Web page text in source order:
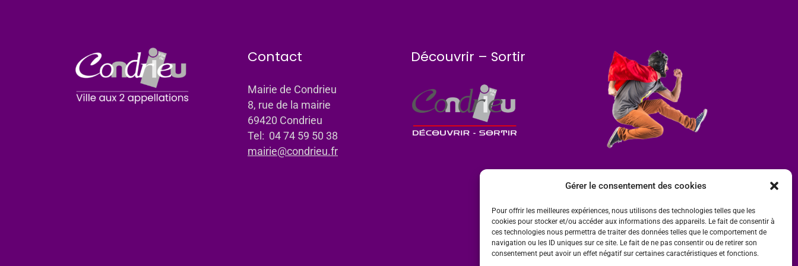
Gérer le consentement des cookies
Pour offrir les meilleures expériences, nous utilisons des technologies telles que les
cookies pour stocker et/ou accéder aux informations des appareils. Le fait de consentir à
ces technologies nous permettra de traiter des données telles que le comportement de
navigation ou les ID uniques sur ce site. Le fait de ne pas consentir ou de retirer son
consentement peut avoir un effet négatif sur certaines caractéristiques et fonctions.
Contact
Mairie de Condrieu
8, rue de la mairie
69420 Condrieu
Tel: 04 74 59 50 38
mairie@condrieu.fr
Découvrir – Sortir